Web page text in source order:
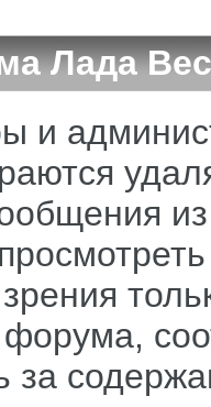
Лада
и
за